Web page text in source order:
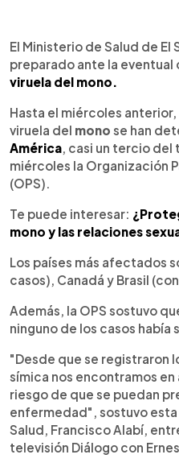
► Escuchar artículo
El Ministerio de Salud de
preparado ante la
viruela del mono.
Hasta el miércoles
viruela del mono se han
América, casi un tercio
miércoles la Organización
(OPS).
Te puede interesar:
mono y las relaciones
Los países más afectados
casos), Canadá y Brasil
Además, la OPS sostuvo
ninguno de los casos había
"Desde que se registraron
símica nos encontramos
riesgo de que se puedan
enfermedad", sostuvo esta
Salud, Francisco Alabí,
televisión Diálogo con